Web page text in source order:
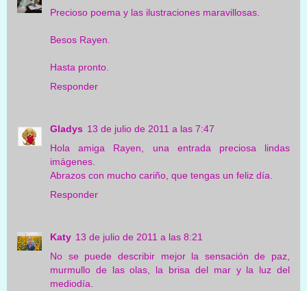
Precioso poema y las ilustraciones maravillosas.
Besos Rayen.
Hasta pronto.
Responder
Gladys 13 de julio de 2011 a las 7:47
Hola amiga Rayen, una entrada preciosa lindas
imágenes.
Abrazos con mucho cariño, que tengas un feliz día.
Responder
Katy 13 de julio de 2011 a las 8:21
No se puede describir mejor la sensación de paz,
murmullo de las olas, la brisa del mar y la luz del
mediodía.